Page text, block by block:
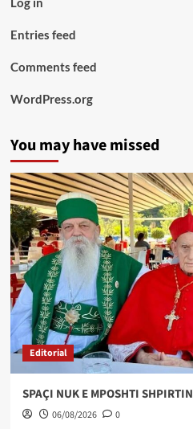
Entries feed
Comments feed
WordPress.org
You may have missed
Editorial
SPAÇI NUK E MPOSHTI SHPIRTIN
06/08/2026 0